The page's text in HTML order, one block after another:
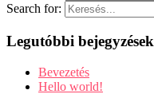
Search for:
Legutóbbi bejegyzések
Bevezetés
Hello world!